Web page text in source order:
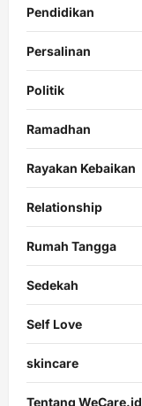
Pendidikan
Persalinan
Politik
Ramadhan
Rayakan Kebaikan
Relationship
Rumah Tangga
Sedekah
Self Love
skincare
Tentang WeCare.id